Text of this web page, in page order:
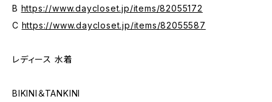
B https://www.daycloset.jp/items/82055172
C https://www.daycloset.jp/items/82055587
レディース 水着
BIKINI＆TANKINI